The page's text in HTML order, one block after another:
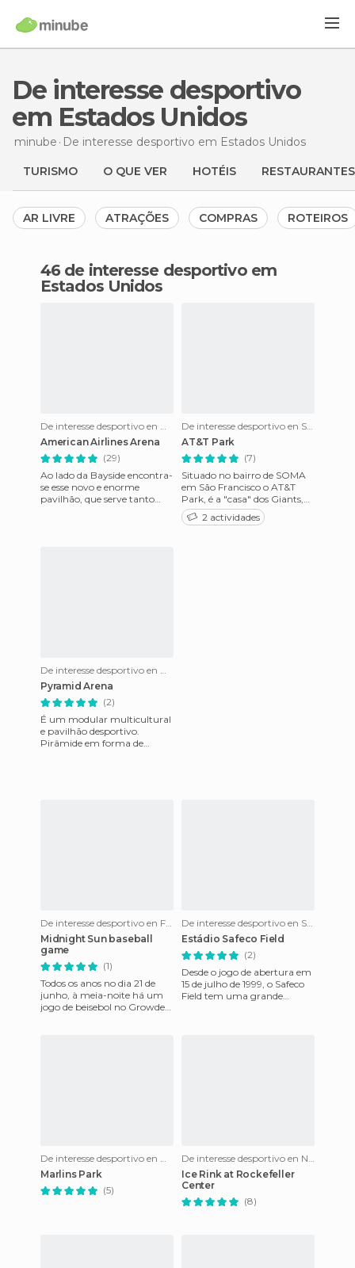
De interesse desportivo
em Estados Unidos
minube De interesse desportivo em Estados Unidos
TURISMO O QUE VER HOTÉIS RESTAURANTES
AR LIVRE ATRAÇÕES COMPRAS ROTEIROS
46 de interesse desportivo em
Estados Unidos
De interesse desportivo en Miami
American Airlines Arena
(29)
Ao lado da Bayside encontra-
se esse novo e enorme
pavilhão, que serve tanto
De interesse desportivo en São Francisco
AT&T Park
(7)
Situado no bairro de SOMA
em São Francisco o AT&T
Park, é a "casa" dos Giants,
umas das equipas de
Baseball, mais conhecidas
2 actividades
De interesse desportivo en Memphis
Pyramid Arena
(2)
É um modular multicultural
e pavilhão desportivo.
Pirâmide em forma de
De interesse desportivo en Fairbanks
Midnight Sun baseball
game
(1)
Todos os anos no dia 21 de
junho, à meia-noite há um
jogo de beisebol no Growden
De interesse desportivo en Seattle
Estádio Safeco Field
(2)
Desde o jogo de abertura em
15 de julho de 1999, o Safeco
Field tem uma grande
De interesse desportivo en Miami
Marlins Park
(5)
De interesse desportivo en Nova Iorque
Ice Rink at Rockefeller
Center
(8)